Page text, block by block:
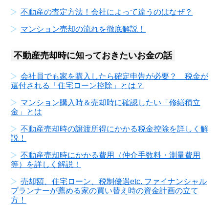
不動産の査定方法！会社によって違うのはなぜ？
マンション売却の流れを徹底解説！
不動産売却時に知っておきたいお金の話
会社員でも家を購入したら確定申告が必要？ 税金が
還付される「住宅ローン控除」とは？
マンション購入時＆売却時に確認したい「修繕積立
金」とは
不動産売却時の譲渡所得にかかる税金控除を詳しく解
説！
不動産売却時にかかる費用（仲介手数料・測量費用
等）を詳しく解説！
売却額、住宅ローン、税制優遇etc. ファイナンシャル
プランナーが薦める家の買い替え時の資金計画の立て
方！